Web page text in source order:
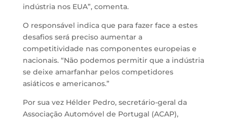
indústria nos EUA”, comenta.
O responsável indica que para fazer face a estes
desafios será preciso aumentar a
competitividade nas componentes europeias e
nacionais. “Não podemos permitir que a indústria
se deixe amarfanhar pelos competidores
asiáticos e americanos.”
Por sua vez Hélder Pedro, secretário-geral da
Associação Automóvel de Portugal (ACAP),